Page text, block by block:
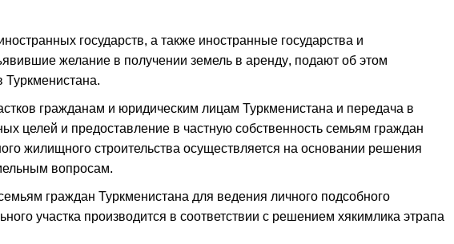
государств, а также иностранные государства и
желание в получении земель в аренду, подают об этом
Туркменистана.
гражданам и юридическим лицам Туркменистана и передача в
целей и предоставление в частную собственность семьям граждан
жилищного строительства осуществляется на основании решения
вопросам.
граждан Туркменистана для ведения личного подсобного
участка производится в соответствии с решением хякимлика этрапа